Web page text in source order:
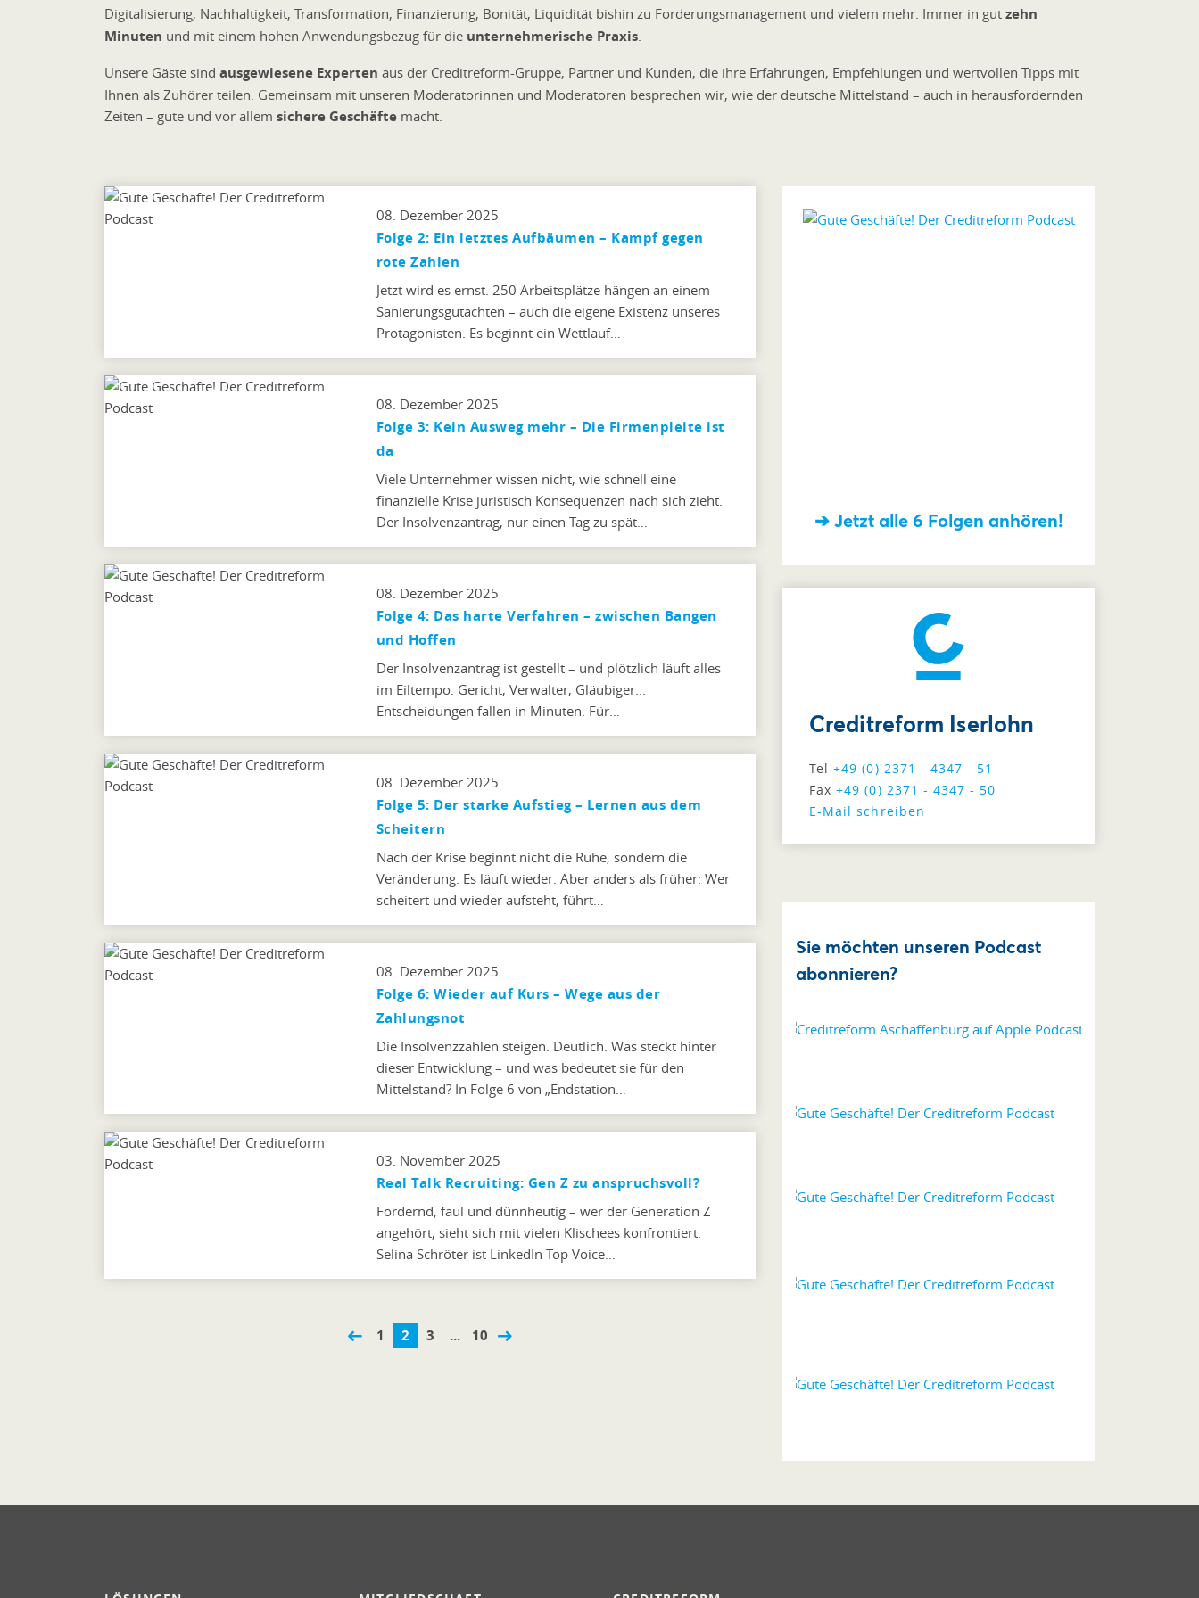
Digitalisierung, Nachhaltigkeit, Transformation, Finanzierung, Bonität, Liquidität bishin zu Forderungsmanagement und vielem mehr. Immer in gut zehn
Minuten und mit einem hohen Anwendungsbezug für die unternehmerische Praxis
Unsere Gäste sind ausgewiesene Experten aus der Creditreform-Gruppe, Partner und Kunden, die ihre Erfahrungen, Empfehlungen und wertvollen Tipps mit
Ihnen als Zuhörer teilen. Gemeinsam mit unseren Moderatorinnen und Moderatoren besprechen wir, wie der deutsche Mittelstand – auch in herausfordernden
Zeiten – gute und vor allem sichere Geschäfte macht.
08. Dezember 2025
Folge 2: Ein letztes Aufbäumen – Kampf gegen
rote Zahlen
Jetzt wird es ernst. 250 Arbeitsplätze hängen an einem
Sanierungsgutachten – auch die eigene Existenz unseres
Protagonisten. Es beginnt ein Wettlauf…
08. Dezember 2025
Folge 3: Kein Ausweg mehr – Die Firmenpleite ist
da
Viele Unternehmer wissen nicht, wie schnell eine
finanzielle Krise juristisch Konsequenzen nach sich zieht.
Der Insolvenzantrag, nur einen Tag zu spät…
08. Dezember 2025
Folge 4: Das harte Verfahren – zwischen Bangen
und Hoffen
Der Insolvenzantrag ist gestellt – und plötzlich läuft alles
im Eiltempo. Gericht, Verwalter, Gläubiger...
Entscheidungen fallen in Minuten. Für…
08. Dezember 2025
Folge 5: Der starke Aufstieg – Lernen aus dem
Scheitern
Nach der Krise beginnt nicht die Ruhe, sondern die
Veränderung. Es läuft wieder. Aber anders als früher: Wer
scheitert und wieder aufsteht, führt…
08. Dezember 2025
Folge 6: Wieder auf Kurs – Wege aus der
Zahlungsnot
Die Insolvenzzahlen steigen. Deutlich. Was steckt hinter
dieser Entwicklung – und was bedeutet sie für den
Mittelstand? In Folge 6 von „Endstation…
03. November 2025
Real Talk Recruiting: Gen Z zu anspruchsvoll?
Fordernd, faul und dünnheutig – wer der Generation Z
angehört, sieht sich mit vielen Klischees konfrontiert.
Selina Schröter ist LinkedIn Top Voice…
1 2 3 ... 10
➔ Jetzt alle 6 Folgen anhören!
Creditreform Iserlohn
Tel+49 (0) 2371 - 4347 - 51
Fax+49 (0) 2371 - 4347 - 50
E-Mail schreiben
Sie möchten unseren Podcast
abonnieren?